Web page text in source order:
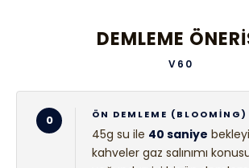
DEMLEME
V60
0 ÖN DEMLEME (BLOOMING)
45g su ile 40 saniye
kahveler gaz salınımı